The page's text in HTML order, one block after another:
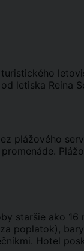
letiska Reina
plážového
staršie ako 16
poplatok),
Hotel